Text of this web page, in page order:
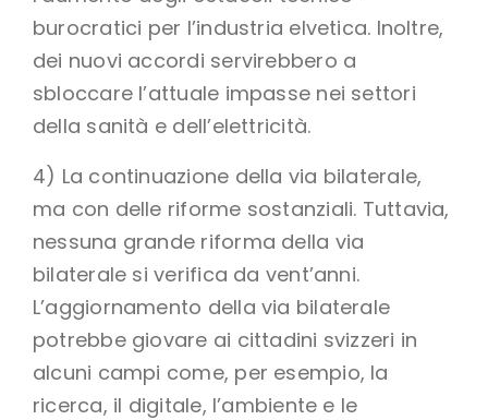
burocratici per l’industria elvetica. Inoltre,
dei nuovi accordi servirebbero a
sbloccare l’attuale impasse nei settori
della sanità e dell’elettricità.
4) La continuazione della via bilaterale,
ma con delle riforme sostanziali. Tuttavia,
nessuna grande riforma della via
bilaterale si verifica da vent’anni.
L’aggiornamento della via bilaterale
potrebbe giovare ai cittadini svizzeri in
alcuni campi come, per esempio, la
ricerca, il digitale, l’ambiente e le